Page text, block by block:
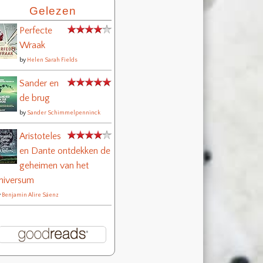
Gelezen
Perfecte
Wraak
by Helen Sarah Fields
Sander en
de brug
by Sander Schimmelpenninck
Aristoteles
en Dante ontdekken de
geheimen van het
Benjamin Alire Sáenz